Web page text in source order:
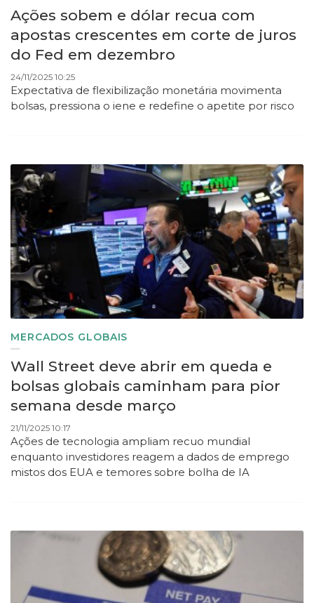
Ações sobem e dólar recua com
apostas crescentes em corte de juros
do Fed em dezembro
24/11/2025 10:25
Expectativa de flexibilização monetária movimenta
bolsas, pressiona o iene e redefine o apetite por risco
MERCADOS GLOBAIS
Wall Street deve abrir em queda e
bolsas globais caminham para pior
semana desde março
21/11/2025 10:17
Ações de tecnologia ampliam recuo mundial
enquanto investidores reagem a dados de emprego
mistos dos EUA e temores sobre bolha de IA